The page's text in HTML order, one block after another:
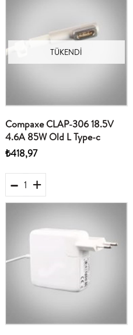
TÜKENDI
Compaxe CLAP-306 18.5V
4.6A 85W Old L Type-c
₺418,97